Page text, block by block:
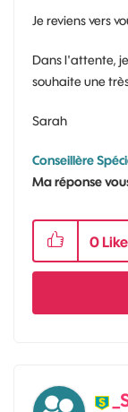
Je reviens vers
Dans l'attente,
souhaite une
Sarah
Conseillère
Ma réponse
0